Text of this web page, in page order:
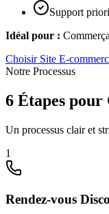
Support
Idéal pour :
Choisir Site E-
Notre Processus
6 Étapes
Un processus clair et
1
Rendez-vous